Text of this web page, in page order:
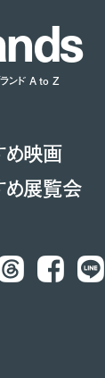
nds
ランド A to Z
映画
展覧会
Facebook LINE